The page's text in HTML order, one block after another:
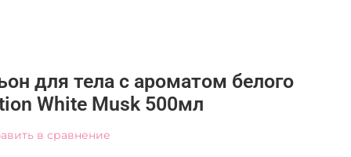
для тела с ароматом белого
White Musk 500мл
в сравнение